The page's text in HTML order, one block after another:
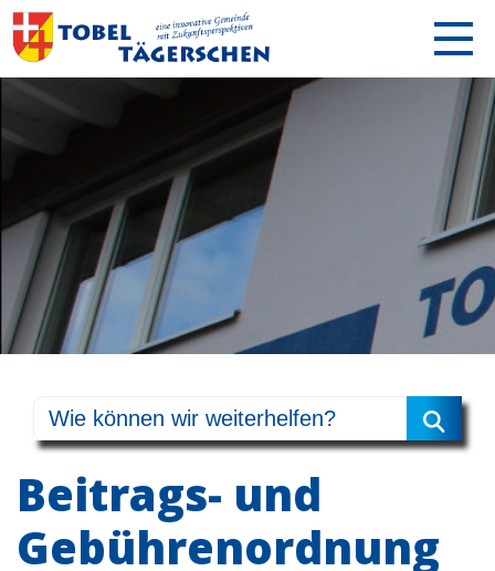
Beitrags- und
Gebührenordnung